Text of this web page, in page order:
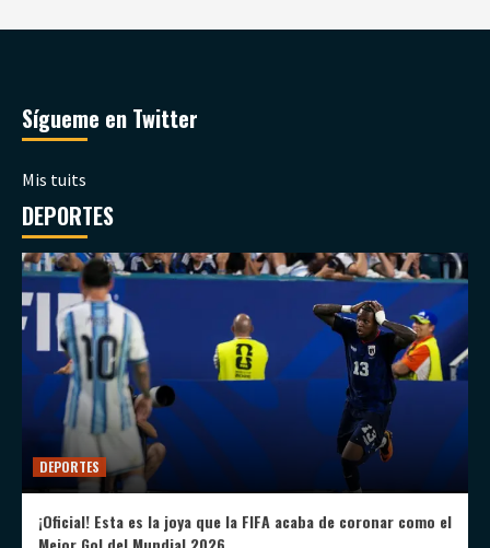
Sígueme en Twitter
Mis tuits
DEPORTES
DEPORTES
¡Oficial! Esta es la joya que la FIFA acaba de coronar como el